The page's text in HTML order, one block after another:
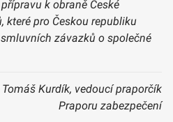
k obraně České
které pro Českou republiku
závazků o společné
Kurdík, vedoucí praporčík
Praporu zabezpečení